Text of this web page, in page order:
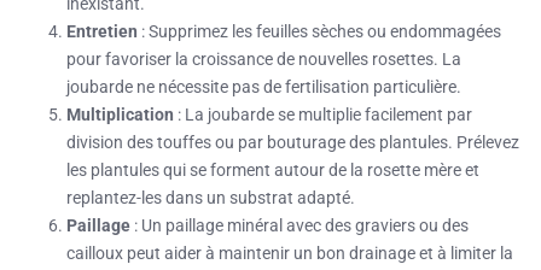
inexistant.
Entretien : Supprimez les feuilles sèches ou endommagées
pour favoriser la croissance de nouvelles rosettes. La
joubarde ne nécessite pas de fertilisation particulière.
Multiplication : La joubarde se multiplie facilement par
division des touffes ou par bouturage des plantules. Prélevez
les plantules qui se forment autour de la rosette mère et
replantez-les dans un substrat adapté.
Paillage : Un paillage minéral avec des graviers ou des
cailloux peut aider à maintenir un bon drainage et à limiter la